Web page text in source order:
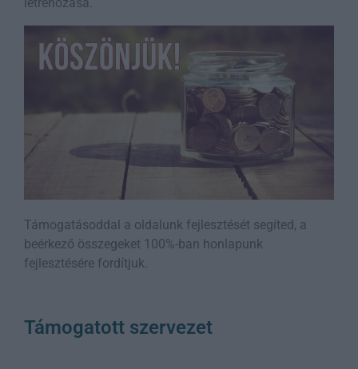
Támogatásoddal a oldalunk fejlesztését segíted, a
beérkező összegeket 100%-ban honlapunk
fejlesztésére fordítjuk.
Támogatott szervezet